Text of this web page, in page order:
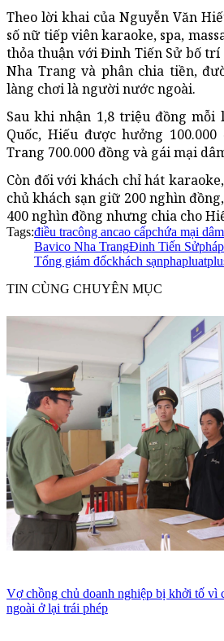
Theo lời khai của Nguyễn Văn
số nữ tiếp viên karaoke, spa,
thỏa thuận với Đinh Tiến Sử bố trí
Nha Trang và phân chia tiền,
làng chơi là người nước ngoài.
Sau khi nhận 1,8 triệu đồng
Quốc, Hiếu được hưởng
Trang 700.000 đồng và gái mại
Còn đối với khách chỉ hát
chủ khách sạn giữ 200 nghìn
400 nghìn đồng nhưng chia cho
Tags:điều tracông ancao cấpchứa mại dâm
Bavico Nha TrangĐinh Tiến Sử
Tổng giám đốckhách sạn
TIN CÙNG CHUYÊN MỤC
Vợ chồng chủ doanh nghiệp bị khởi tố vì
ngoài ở lại trái phép